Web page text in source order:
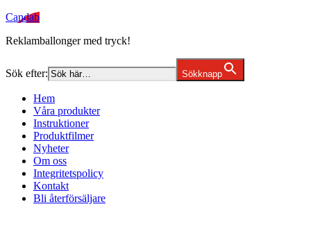
Candab
Reklamballonger med tryck!
Sök efter: Sökknapp
Hem
Våra produkter
Instruktioner
Produktfilmer
Nyheter
Om oss
Integritetspolicy
Kontakt
Bli återförsäljare